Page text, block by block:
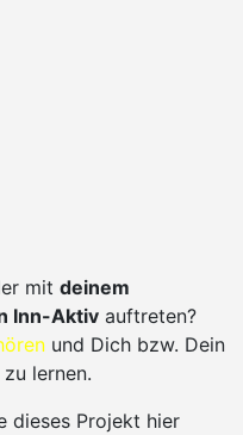
mit deinem
Inn-Aktiv auftreten?
und Dich bzw. Dein
lernen.
dieses Projekt hier